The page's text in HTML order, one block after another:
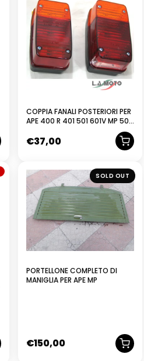
COPPIA FANALI POSTERIORI PER
APE 400 R 401 501 601V MP 500
€37,00
NUOVO
SOLD OUT
PORTELLONE COMPLETO DI
MANIGLIA PER APE MP
€150,00